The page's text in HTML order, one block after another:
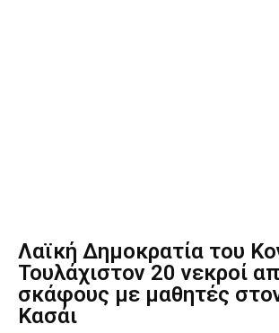
Λαϊκή Δημοκρατία του
Τουλάχιστον 20 νεκροί
σκάφους με μαθητές
Κασάι